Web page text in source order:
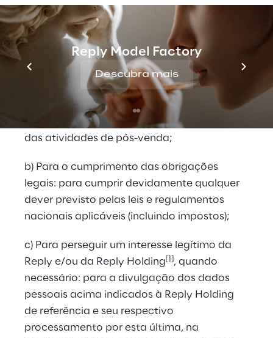
Reply Model Factory
Descubra mais
a) Para a execução de obrigações
contratuais e/ou pré-contratuais: para a
execução e desempenho integral de
relações contratuais, inclusive em relação a
qualquer questão administrativa e/ou
contábil vinculada; para a coleta de
informações necessárias para gerenciar a
relação intercompanhia; para a execução
das atividades de pós-venda;
b) Para o cumprimento das obrigações
legais: para cumprir devidamente qualquer
dever previsto pelas leis e regulamentos
nacionais aplicáveis (incluindo impostos);
c) Para perseguir um interesse legítimo da
Reply e/ou da Reply Holding[1], quando
necessário: para a divulgação dos dados
pessoais acima indicados à Reply Holding
de referência e seu respectivo
processamento por esta última, na